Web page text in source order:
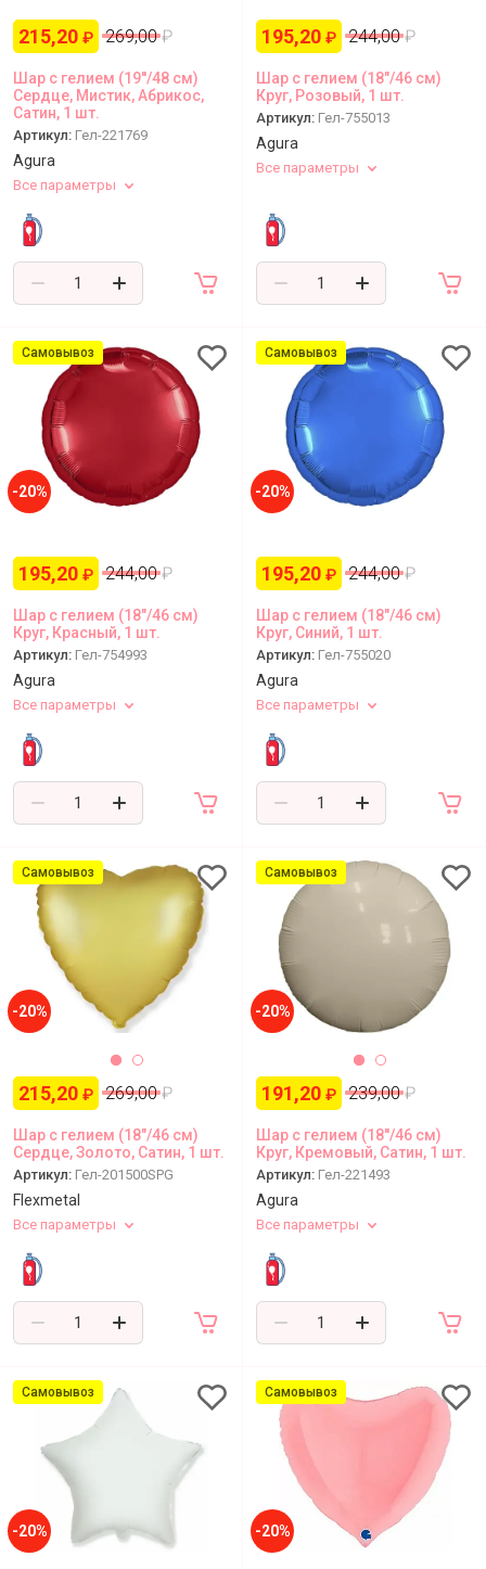
215,20 ₽ 269,00 ₽
Шар с гелием (19''/48 см)
Сердце, Мистик, Абрикос,
Сатин, 1 шт.
Артикул: Гел-221769
Agura
Все параметры
195,20 ₽ 244,00 ₽
Шар с гелием (18"/46 см)
Круг, Розовый, 1 шт.
Артикул: Гел-755013
Agura
Все параметры
Самовывоз
-20%
195,20 ₽ 244,00 ₽
Шар с гелием (18"/46 см)
Круг, Красный, 1 шт.
Артикул: Гел-754993
Agura
Все параметры
Самовывоз
-20%
195,20 ₽ 244,00 ₽
Шар с гелием (18"/46 см)
Круг, Синий, 1 шт.
Артикул: Гел-755020
Agura
Все параметры
Самовывоз
-20%
215,20 ₽ 269,00 ₽
Шар с гелием (18"/46 см)
Сердце, Золото, Сатин, 1 шт.
Артикул: Гел-201500SPG
Flexmetal
Все параметры
Самовывоз
-20%
191,20 ₽ 239,00 ₽
Шар с гелием (18''/46 см)
Круг, Кремовый, Сатин, 1 шт.
Артикул: Гел-221493
Agura
Все параметры
Самовывоз
-20%
Самовывоз
-20%